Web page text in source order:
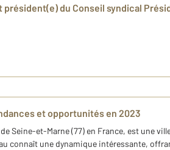
président(e) du Conseil syndical
et opportunités en 2023
Seine-et-Marne (77) en France, est une
connaît une dynamique intéressante,